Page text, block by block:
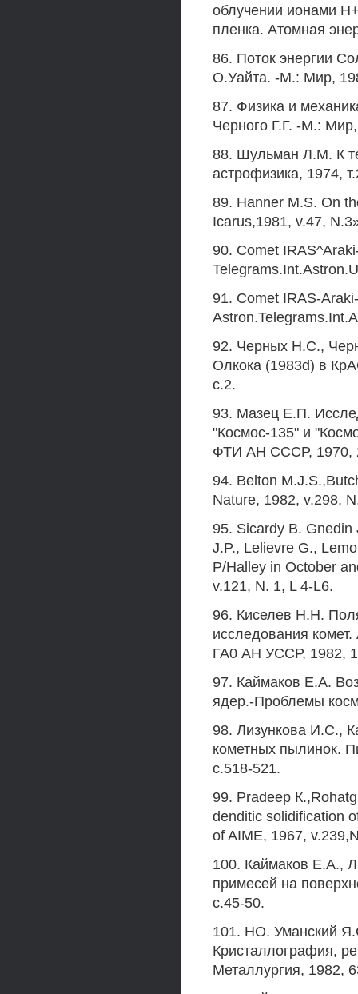
облучении ионами
пленка. Атомная
86. Поток энергии
О.Уайта. -М.: Мир,
87. Физика и
Черного Г.Г. -М.:
88. Шульман Л.М. К
астрофизика, 1974,
89. Hanner M.S. On
Icarus,1981, v.47,
90. Comet
91. Comet IRAS-
92. Черных H.C.,
Олкока (1983d) в
с.2.
93. Мазец Е.П.
"Космос-135" и
ФТИ АН СССР, 1970,
94. Belton
Nature, 1982, v.298,
95. Sicardy B.
J.P., Lelievre G.,
P/Halley in October
v.121, N. 1, L 4-L6.
96. Киселев H.H.
исследования
ГА0 АН УССР, 1982,
97. Каймаков Е.А.
ядер.-Проблемы
98. Лизункова И.С.,
кометных пылинок.
с.518-521.
99. Pradeep
denditic solidification
of AIME, 1967,
100. Каймаков E.A.,
примесей на
с.45-50.
101. НО. Уманский
Кристаллография,
Металлургия, 1982,